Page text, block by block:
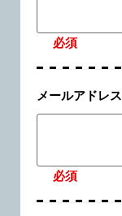
必須
メールアドレス
必須